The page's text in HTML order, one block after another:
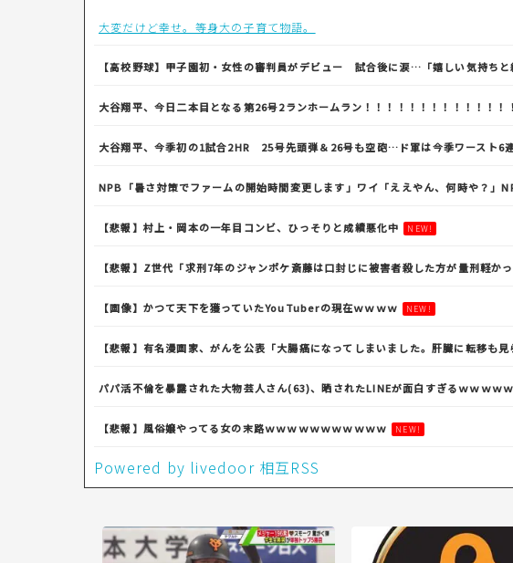
大変だけど幸せ。等身大の子育て物語。
【高校野球】甲子園初・女性の審判員がデビュー 試合後に涙…「嬉しい気持ちと
大谷翔平、今日二本目となる第26号2ランホームラン！！！！！！！！！！！！！
大谷翔平、今季初の1試合2HR 25号先頭弾＆26号も空砲…ド軍は今季ワースト6
NPB「暑さ対策でファームの開始時間変更します」ワイ「ええやん、何時や？」
【悲報】村上・岡本の一年目コンビ、ひっそりと成績悪化中 NEW!
【悲報】Z世代「求刑7年のジャンポケ斎藤は口封じに被害者殺した方が量刑軽か
【画像】かつて天下を獲っていたYouTuberの現在ｗｗｗｗ NEW!
【悲報】有名漫画家、がんを公表「大腸癌になってしまいました。肝臓に転移も見
パパ活不倫を暴露された大物芸人さん(63)、晒されたLINEが面白すぎるｗｗｗｗ
【悲報】風俗嬢やってる女の末路ｗｗｗｗｗｗｗｗｗｗｗ NEW!
Powered by livedoor 相互RSS